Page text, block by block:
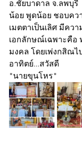
อ.ชัยบาดาล จ.ลพบุรี
น้อย พูดน้อย ชอบคว
เมตตาเป็นเลิศ มีควา
เอกลักษณ์เฉพาะคือ
มงคล โดยเพ่งกสิณไ
อาทิตย์...สวัสดี
"นายขุนโหร"